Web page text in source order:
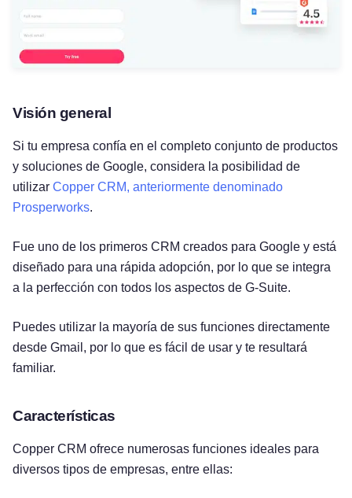
Visión general
Si tu empresa confía en el completo conjunto de productos
y soluciones de Google, considera la posibilidad de
utilizar Copper CRM, anteriormente denominado
Prosperworks.
Fue uno de los primeros CRM creados para Google y está
diseñado para una rápida adopción, por lo que se integra
a la perfección con todos los aspectos de G-Suite.
Puedes utilizar la mayoría de sus funciones directamente
desde Gmail, por lo que es fácil de usar y te resultará
familiar.
Características
Copper CRM ofrece numerosas funciones ideales para
diversos tipos de empresas, entre ellas: